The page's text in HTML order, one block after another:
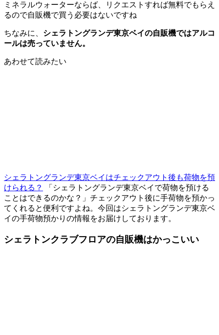
ミネラルウォーターならば、リクエストすれば無料でもらえ
るので自販機で買う必要はないですね
ちなみに、 シェラトングランデ東京ベイの自販機ではアルコ
ールは売っていません。
あわせて読みたい
シェラトングランデ東京ベイはチェックアウト後も荷物を預
けられる？
「シェラトングランデ東京ベイで荷物を預ける
ことはできるのかな？」チェックアウト後に手荷物を預かっ
てくれると便利ですよね。今回はシェラトングランデ東京ベ
イの手荷物預かりの情報をお届けしております。
シェラトンクラブフロアの自販機はかっこいい